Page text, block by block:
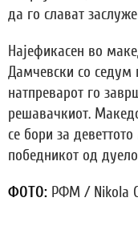
да го слават
Најефикасен во
Дамчевски со седум
натпреварот го
решавачкиот.
се бори за
победникот од
ФОТО: РФМ / Nikola